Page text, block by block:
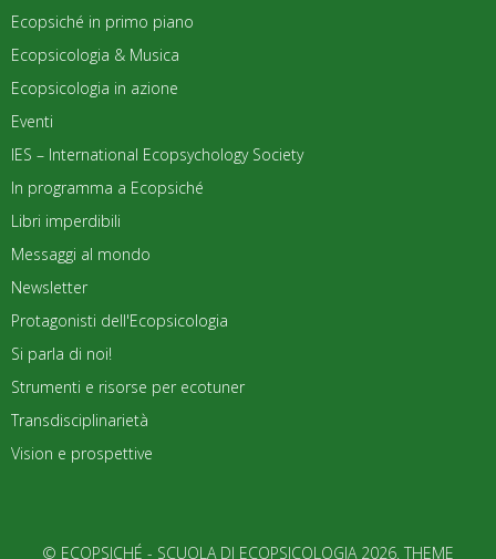
Ecopsiché in primo piano
Ecopsicologia & Musica
Ecopsicologia in azione
Eventi
IES – International Ecopsychology Society
In programma a Ecopsiché
Libri imperdibili
Messaggi al mondo
Newsletter
Protagonisti dell'Ecopsicologia
Si parla di noi!
Strumenti e risorse per ecotuner
Transdisciplinarietà
Vision e prospettive
© ECOPSICHÉ - SCUOLA DI ECOPSICOLOGIA 2026. THEME